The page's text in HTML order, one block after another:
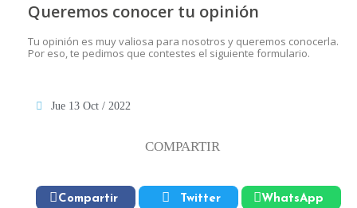
Queremos conocer tu opinión
Tu opinión es muy valiosa para nosotros y queremos conocerla.
Por eso, te pedimos que contestes el siguiente formulario.
Jue 13 Oct / 2022
COMPARTIR
Compartir Twitter WhatsApp